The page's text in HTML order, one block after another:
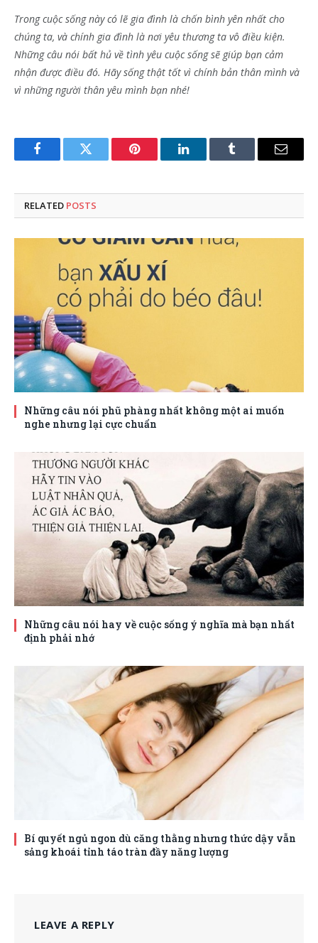
Trong cuộc sống này có lẽ gia đình là chốn bình yên nhất cho
chúng ta, và chính gia đình là nơi yêu thương ta vô điều kiện.
Những câu nói bất hủ về tình yêu cuộc sống sẽ giúp bạn cảm
nhận được điều đó. Hãy sống thật tốt vì chính bản thân mình và
vì những người thân yêu mình bạn nhé!
FacebookTwitter Pinterest LinkedInTumblr Email
RELATED POSTS
Những câu nói phũ phàng nhất không một ai muốn
nghe nhưng lại cực chuẩn
Những câu nói hay về cuộc sống ý nghĩa mà bạn nhất
định phải nhớ
Bí quyết ngủ ngon dù căng thằng nhưng thức dậy vẫn
sảng khoái tỉnh táo tràn đầy năng lượng
LEAVE A REPLY